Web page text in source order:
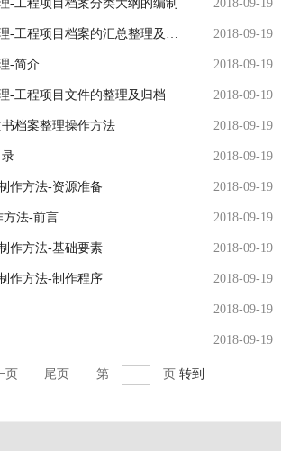
2018-09-19
-工程项目档案分类大纲的编制
2018-09-19
2018-09-19
-简介
2018-09-19
-工程项目文件的整理及归档
2018-09-19
档案整理操作方法
2018-09-19
2018-09-19
作方法-资源准备
2018-09-19
方法-前言
2018-09-19
作方法-基础要素
2018-09-19
作方法-制作程序
2018-09-19
2018-09-19
页 尾页 第 页 转到